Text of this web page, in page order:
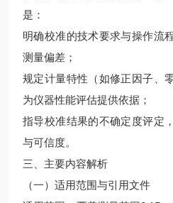
是：
明确校准的技术要求与操作流
测量偏差；
规定计量特性（如修正因子、
为仪器性能评估提供依据；
指导校准结果的不确定度评定
与可信度。
三、主要内容解析
（一）适用范围与引用文件